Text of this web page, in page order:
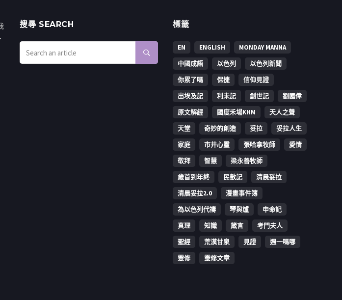
搜㝷 SEARCH 標籤
EN ENGLISH
MONDAY MANNA
中國成語
以色列
以色列新聞
你累了嗎
保捷
信仰見證
出埃及記
利未記 創世記
劉國偉
原文解經
國度禾場KHM
天人之聲
天堂
奇妙的創造 妥拉
妥拉人生
家庭
市井心靈 張哈拿牧師
愛情
敬拜
智慧
梁永善牧師
歳首到年終
民數記
清晨妥拉
清晨妥拉2.0
漫畫事件簿
為以色列代禱
琴與爐
申命記
真理
知識 箴言
考門夫人
聖經
荒漠甘泉 見證
週一嗎哪
靈修
靈修文章